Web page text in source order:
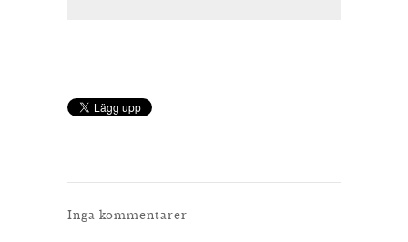
Inga kommentarer